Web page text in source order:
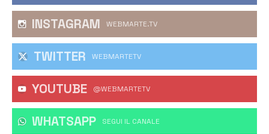
INSTAGRAM WEBMARTE.TV
TWITTER WEBMARTETV
YOUTUBE @WEBMARTETV
WHATSAPP ‎SEGUI IL CANALE